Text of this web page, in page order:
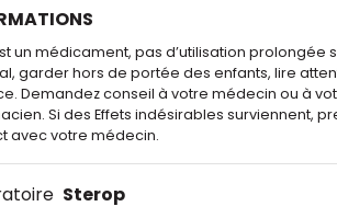
un médicament, pas d’utilisation prolongée
garder hors de portée des enfants, lire
Demandez conseil à votre médecin ou à
Si des Effets indésirables surviennent,
avec votre médecin.
Sterop